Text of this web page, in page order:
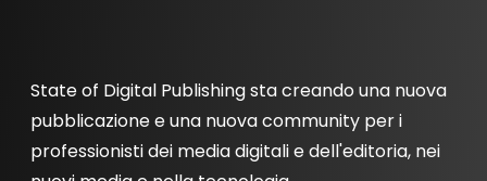
State of Digital Publishing sta creando una nuova
pubblicazione e una nuova community per i
professionisti dei media digitali e dell'editoria, nei